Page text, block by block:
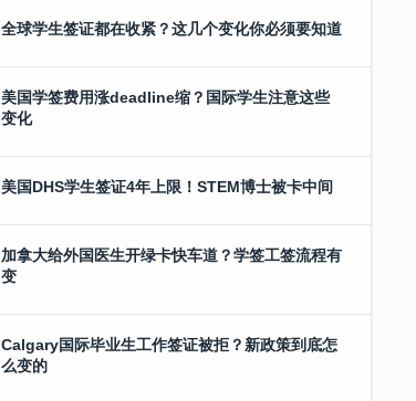
全球学生签证都在收紧？这几个变化你必须要知道
美国学签费用涨deadline缩？国际学生注意这些
变化
美国DHS学生签证4年上限！STEM博士被卡中间
加拿大给外国医生开绿卡快车道？学签工签流程有
变
Calgary国际毕业生工作签证被拒？新政策到底怎
么变的